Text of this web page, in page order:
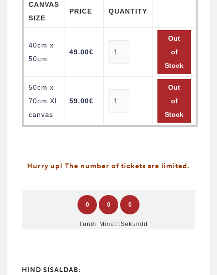
CANVAS
SIZE
PRICE QUANTITY
40cm x
50cm
49.00€
Out
of
Stock
50cm x
70cm XL
canvas
59.00€
Out
of
Stock
Hurry up! The number of tickets are limited.
0
Tundi
0
Minutit
0
Sekundit
HIND SISALDAB: